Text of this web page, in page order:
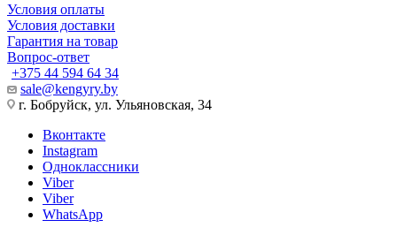
Условия оплаты
Условия доставки
Гарантия на товар
Вопрос-ответ
+375 44 594 64 34
sale@kengyry.by
г. Бобруйск, ул. Ульяновская, 34
Вконтакте
Instagram
Одноклассники
Viber
Viber
WhatsApp